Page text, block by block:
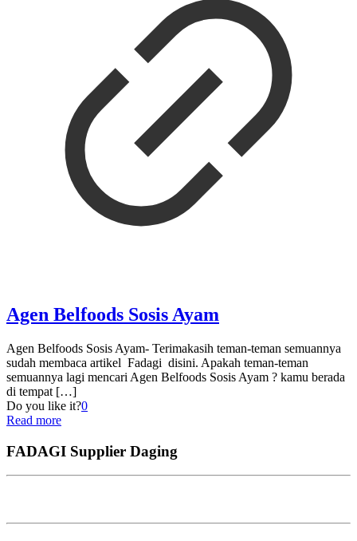
Agen Belfoods Sosis Ayam
Agen Belfoods Sosis Ayam- Terimakasih teman-teman semuannya
sudah membaca artikel Fadagi disini. Apakah teman-teman
semuannya lagi mencari Agen Belfoods Sosis Ayam ? kamu berada
di tempat […]
Do you like it?0
Read more
FADAGI Supplier Daging